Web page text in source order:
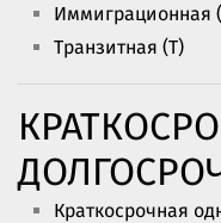
Иммиграционная
Транзитная (T)
Краткосрочная